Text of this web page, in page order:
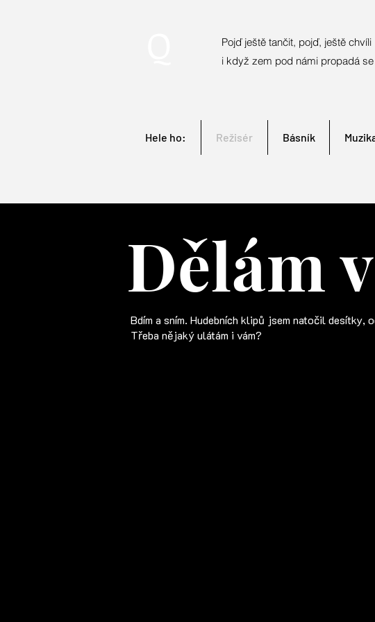
Pojď ještě tančit, pojď, ještě chvíli
i když zem pod námi propadá se
Hele ho: Režisér Básník
Bdím a sním. Hudebních klipů jsem natočil
Třeba nějaký ulátám i vám?
Dělám